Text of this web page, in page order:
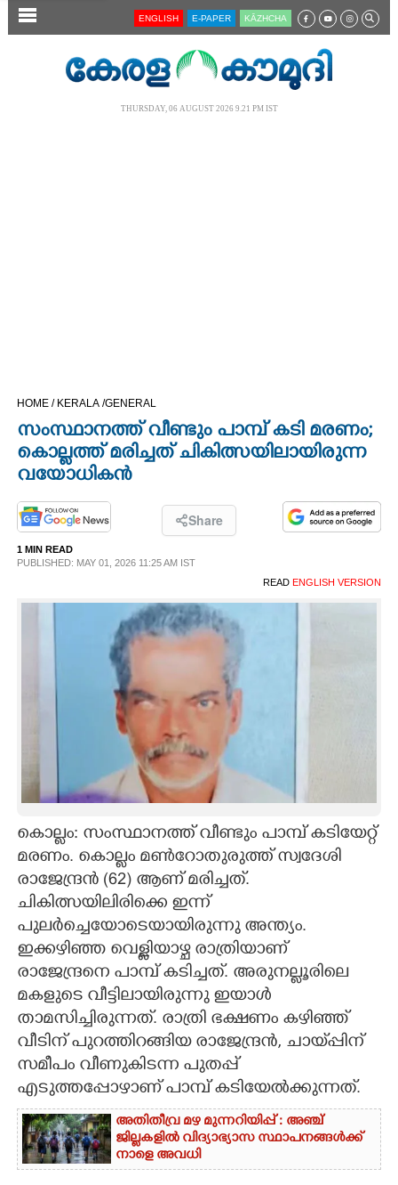
SECTIONS
OPINION
PHOTOS
LIFESTYLE
CARTOONS
LITERATURE
ZOOM
CONTACT US
ENGLISH E-PAPER KĀZHCHA
THURSDAY, 06 AUGUST 2026 9.21 PM IST
HOME / KERALA /GENERAL
സംസ്ഥാനത്ത് വീണ്ടും പാമ്പ് കടി മരണം;
കൊല്ലത്ത് മരിച്ചത് ചികിത്സയിലായിരുന്ന
വയോധികൻ
Share
1 MIN READ
PUBLISHED: MAY 01, 2026 11:25 AM IST
READ ENGLISH VERSION
കൊല്ലം: സംസ്ഥാനത്ത് വീണ്ടും പാമ്പ് കടിയേറ്റ്
മരണം. കൊല്ലം മൺറോതുരുത്ത് സ്വദേശി
രാജേന്ദ്രൻ (62) ആണ് മരിച്ചത്.
ചികിത്സയിലിരിക്കെ ഇന്ന്
പുലർച്ചെയോടെയായിരുന്നു അന്ത്യം.
ഇക്കഴിഞ്ഞ വെള്ളിയാഴ്ച രാത്രിയാണ്
രാജേന്ദ്രനെ പാമ്പ് കടിച്ചത്. അരുനല്ലൂരിലെ
മകളുടെ വീട്ടിലായിരുന്നു ഇയാൾ
താമസിച്ചിരുന്നത്. രാത്രി ഭക്ഷണം കഴിഞ്ഞ്
വീടിന് പുറത്തിറങ്ങിയ രാജേന്ദ്രൻ, ചായ‌്പ്പിന്
സമീപം വീണുകിടന്ന പുതപ്പ്
എടുത്തപ്പോഴാണ് പാമ്പ് കടിയേൽക്കുന്നത്.
അതിതീവ്ര മഴ മുന്നറിയിപ്പ് : അഞ്ച്
ജില്ലകളിൽ വിദ്യാഭ്യാസ സ്ഥാപനങ്ങൾക്ക്
നാളെ അവധി